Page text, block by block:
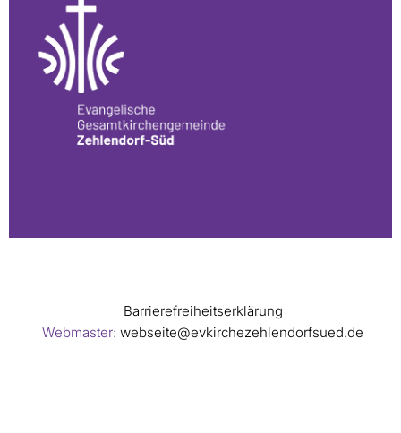
Barrierefreiheitserklärung
Webmaster: webseite@evkirchezehlendorfsued.de